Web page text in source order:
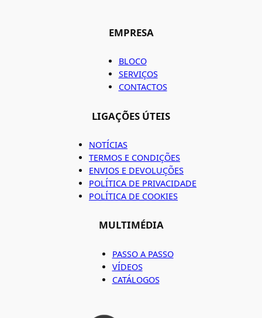
EMPRESA
BLOCO
SERVIÇOS
CONTACTOS
LIGAÇÕES ÚTEIS
NOTÍCIAS
TERMOS E CONDIÇÕES
ENVIOS E DEVOLUÇÕES
POLÍTICA DE PRIVACIDADE
POLÍTICA DE COOKIES
MULTIMÉDIA
PASSO A PASSO
VÍDEOS
CATÁLOGOS